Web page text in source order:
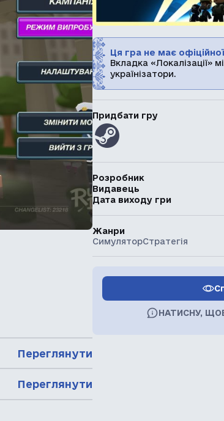
Переглянути
Переглянути
Ця гра не має офіційної
Вкладка «Локалізації»
українізатори.
Придбати гру
Розробник
Видавець
Дата виходу гри
Жанри
СимуляторСтратегія
НАТИСНУ,